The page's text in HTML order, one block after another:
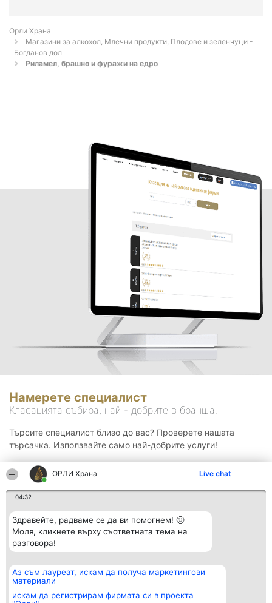
ОРЛИ Храна Live chat
04:32
Здравейте, радваме се да ви помогнем! 🙂
Моля, кликнете върху съответната тема на
разговора!
Аз съм лауреат, искам да получа маркетингови
материали
искам да регистрирам фирмата си в проекта
Орли Храна
Магазини за алкохол, Млечни продукти, Плодове и зеленчуци -
Богданов дол
Риламел, брашно и фуражи на едро
Намерете специалист
Класацията събира, най - добрите в бранша.
Търсите специалист близо до вас? Проверете нашата
търсачка. Използвайте само най-добрите услуги!
Организатор на
класиране
BulevardulAleea Timișul De
Класация
всички
Контакти